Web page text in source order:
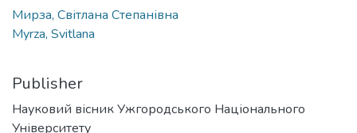
Мирза, Світлана Степанівна
Myrza, Svitlana
Publisher
Науковий вісник Ужгородського Національного
Університету